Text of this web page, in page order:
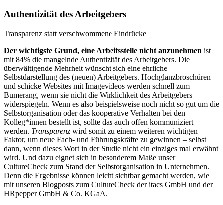
Authentizität des Arbeitgebers
Transparenz statt verschwommene Eindrücke
Der wichtigste Grund, eine Arbeitsstelle nicht anzunehmen ist
mit 84% die mangelnde Authentizität des Arbeitgebers. Die
überwältigende Mehrheit wünscht sich eine ehrliche
Selbstdarstellung des (neuen) Arbeitgebers. Hochglanzbroschüren
und schicke Websites mit Imagevideos werden schnell zum
Bumerang, wenn sie nicht die Wirklichkeit des Arbeitgebers
widerspiegeln. Wenn es also beispielsweise noch nicht so gut um die
Selbstorganisation oder das kooperative Verhalten bei den
Kolleg*innen bestellt ist, sollte das auch offen kommuniziert
werden. Transparenz wird somit zu einem weiteren wichtigen
Faktor, um neue Fach- und Führungskräfte zu gewinnen – selbst
dann, wenn dieses Wort in der Studie nicht ein einziges mal erwähnt
wird. Und dazu eignet sich in besonderem Maße unser
CultureCheck zum Stand der Selbstorganisation in Unternehmen.
Denn die Ergebnisse können leicht sichtbar gemacht werden, wie
mit unseren Blogposts zum CultureCheck der itacs GmbH und der
HRpepper GmbH & Co. KGaA.